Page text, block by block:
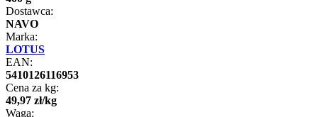
Dostawca:
NAVO
Marka:
LOTUS
EAN:
5410126116953
Cena za kg:
49,97 zł/kg
Waga: